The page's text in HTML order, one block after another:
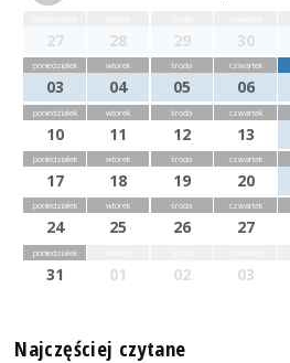
27 28 29 30
poniedziałek
03
wtorek
04
środa
05
czwartek
06
poniedziałek
10
wtorek
11
środa
12
czwartek
13
poniedziałek
17
wtorek
18
środa
19
czwartek
20
poniedziałek
24
wtorek
25
środa
26
czwartek
27
poniedziałek
31 01 02 03
Najczęściej czytane